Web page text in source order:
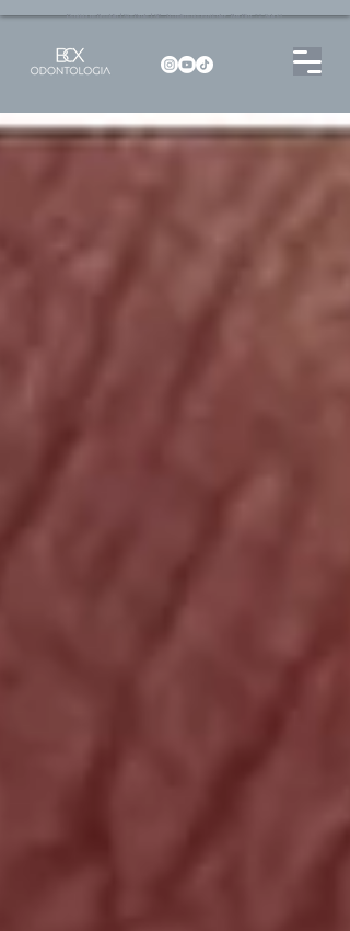
Dentista no Brooklin | São Paulo | SP Atendimento particular Rua Pitu, 72, Sala 65